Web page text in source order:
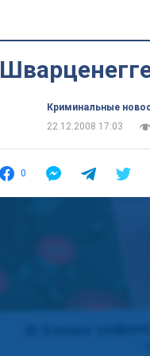
Криминальные
22.12.2008 17:03
0